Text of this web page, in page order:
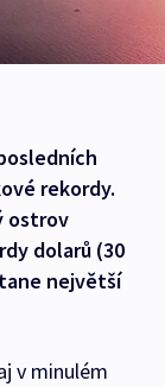
rekordy.
ostrov
dolarů (30
největší
v minulém